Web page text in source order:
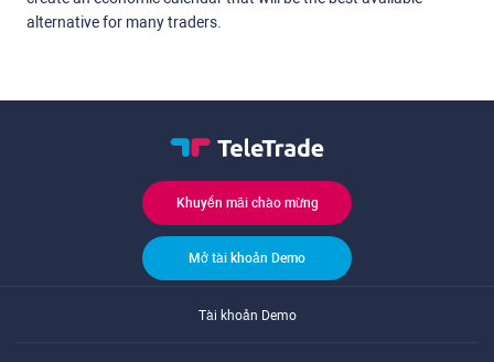
alternative for many traders.
Khuyến mãi chào mừng
Mở tài khoản Demo
Tài khoản Demo